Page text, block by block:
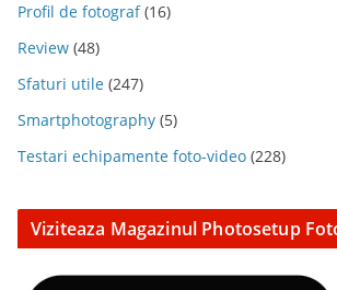
Profil de fotograf(16)
Review (48)
Sfaturi utile (247)
Smartphotography (5)
Testari echipamente foto-video (228)
Viziteaza Magazinul Photosetup